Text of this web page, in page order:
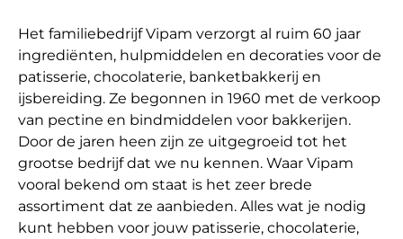
Het familiebedrijf Vipam verzorgt al ruim 60 jaar
ingrediënten, hulpmiddelen en decoraties voor de
patisserie, chocolaterie, banketbakkerij en
ijsbereiding. Ze begonnen in 1960 met de verkoop
van pectine en bindmiddelen voor bakkerijen.
Door de jaren heen zijn ze uitgegroeid tot het
grootse bedrijf dat we nu kennen. Waar Vipam
vooral bekend om staat is het zeer brede
assortiment dat ze aanbieden. Alles wat je nodig
kunt hebben voor jouw patisserie, chocolaterie,